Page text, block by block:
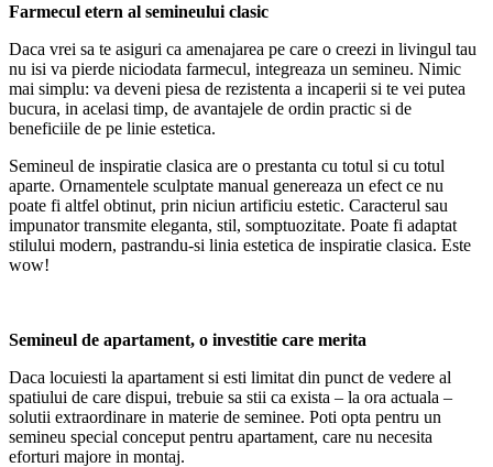
Farmecul etern al semineului clasic
Daca vrei sa te asiguri ca amenajarea pe care o creezi in livingul tau
nu isi va pierde niciodata farmecul, integreaza un semineu. Nimic
mai simplu: va deveni piesa de rezistenta a incaperii si te vei putea
bucura, in acelasi timp, de avantajele de ordin practic si de
beneficiile de pe linie estetica.
Semineul de inspiratie clasica are o prestanta cu totul si cu totul
aparte. Ornamentele sculptate manual genereaza un efect ce nu
poate fi altfel obtinut, prin niciun artificiu estetic. Caracterul sau
impunator transmite eleganta, stil, somptuozitate. Poate fi adaptat
stilului modern, pastrandu-si linia estetica de inspiratie clasica. Este
wow!
Semineul de apartament, o investitie care merita
Daca locuiesti la apartament si esti limitat din punct de vedere al
spatiului de care dispui, trebuie sa stii ca exista – la ora actuala –
solutii extraordinare in materie de seminee. Poti opta pentru un
semineu special conceput pentru apartament, care nu necesita
eforturi majore in montaj.